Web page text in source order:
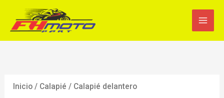
Inicio / Calapié / Calapié delantero